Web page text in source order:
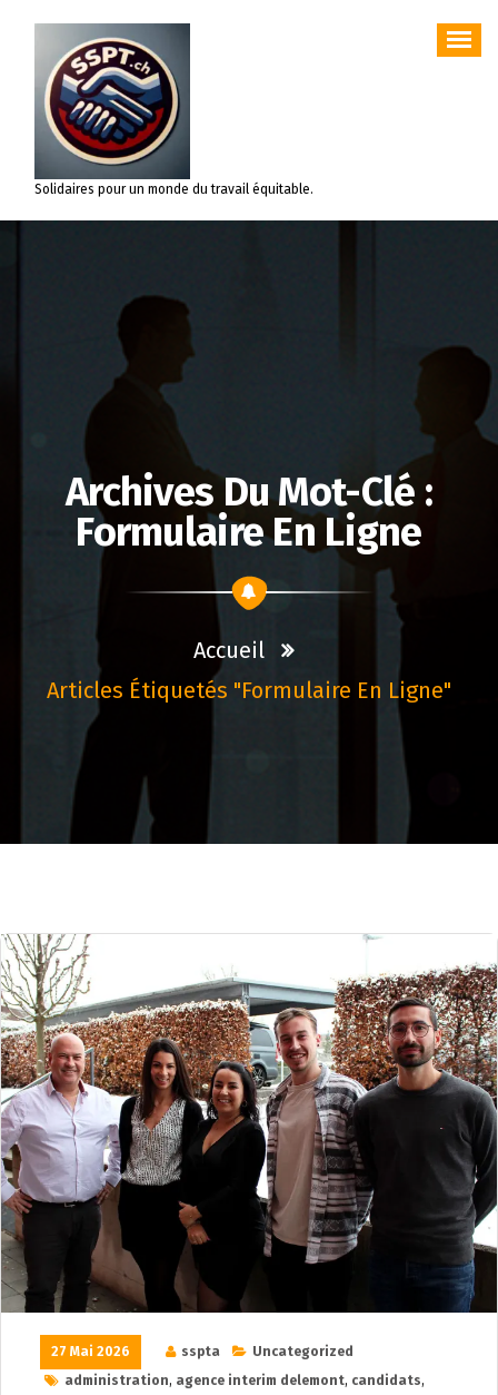
contenu
Solidaires pour un monde du travail équitable.
Archives Du Mot-Clé :
Formulaire En Ligne
Accueil
Articles Étiquetés "formulaire En Ligne"
27 Mai 2026 sspta
Uncategorized
administration, agence interim delemont, candidats,